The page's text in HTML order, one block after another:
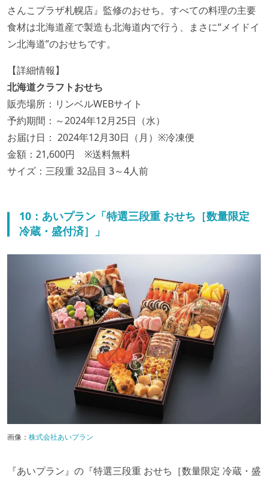
さんこプラザ札幌店』監修のおせち。すべての料理の主要
食材は北海道産で製造も北海道内で行う、まさに“メイドイ
ン北海道”のおせちです。
【詳細情報】
北海道クラフトおせち
販売場所：リンベルWEBサイト
予約期間：～2024年12月25日（水）
お届け日： 2024年12月30日（月）※冷凍便
金額：21,600円 ※送料無料
サイズ：三段重 32品目 3～4人前
10：あいプラン「特選三段重 おせち［数量限定
冷蔵・盛付済］」
画像： 株式会社あいプラン
『あいプラン』の『特選三段重 おせち［数量限定 冷蔵・盛